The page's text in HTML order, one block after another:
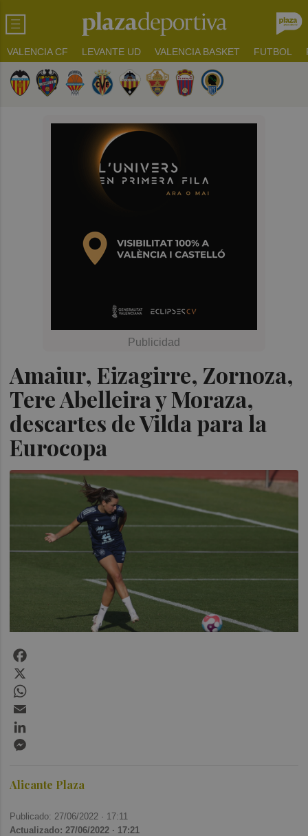
VALENCIA CF LEVANTE UD VALENCIA BASKET FUTBOL
Amaiur, Eizagirre, Zornoza,
Tere Abelleira y Moraza,
descartes de Vilda para la
Eurocopa
Alicante Plaza
Publicado: 27/06/2022 · 17:11
Actualizado: 27/06/2022 · 17:21